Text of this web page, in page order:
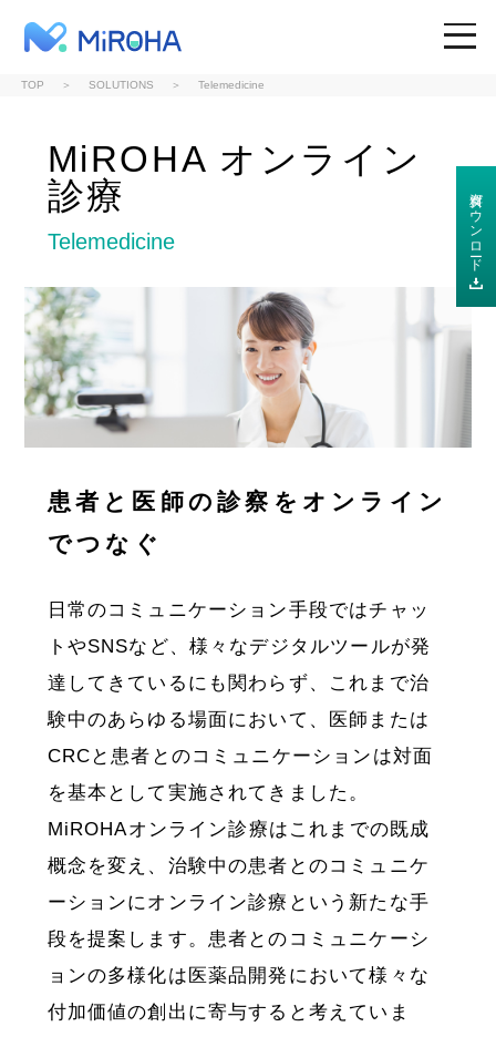
SOLUTIONS
RESOURCES
POLICY
採用情報
デモ申し込み
TOP SOLUTIONS Telemedicine
MiROHA オンライン
診療
Telemedicine
患者と医師の診察をオンライン
でつなぐ
日常のコミュニケーション手段ではチャッ
トやSNSなど、様々なデジタルツールが発
達してきているにも関わらず、これまで治
験中のあらゆる場面において、医師または
CRCと患者とのコミュニケーションは対面
を基本として実施されてきました。
MiROHAオンライン診療はこれまでの既成
概念を変え、治験中の患者とのコミュニケ
ーションにオンライン診療という新たな手
段を提案します。患者とのコミュニケーシ
ョンの多様化は医薬品開発において様々な
付加価値の創出に寄与すると考えていま
資料ダウンロード